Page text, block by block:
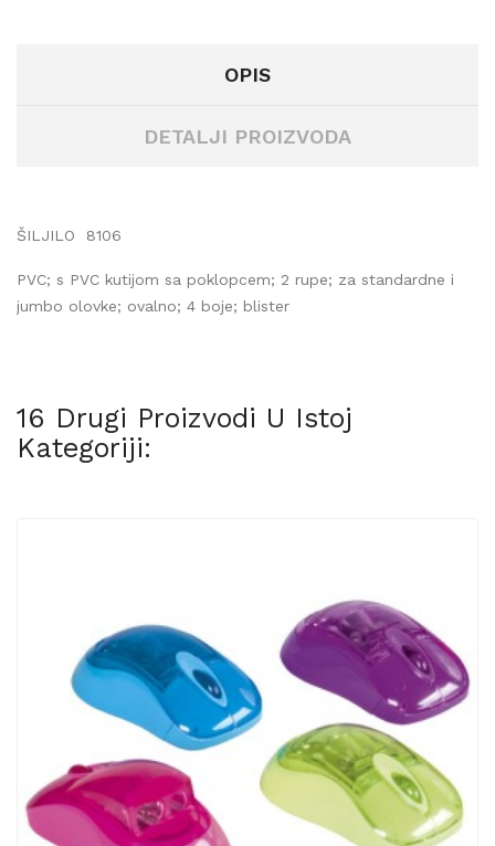
OPIS
DETALJI PROIZVODA
ŠILJILO 8106
PVC; s PVC kutijom sa poklopcem; 2 rupe; za standardne i
jumbo olovke; ovalno; 4 boje; blister
16 Drugi Proizvodi U Istoj
Kategoriji: